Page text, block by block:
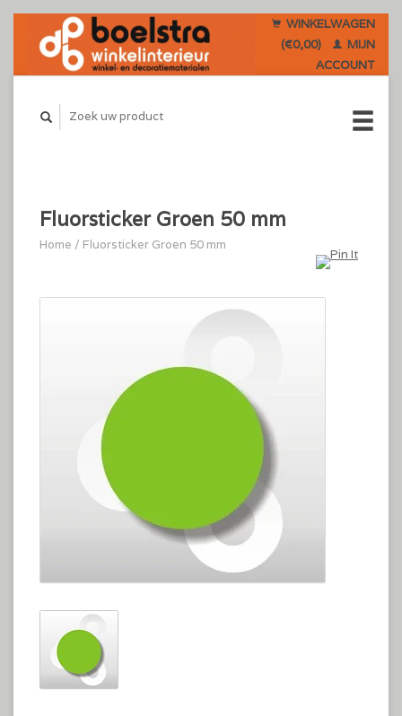
WINKELWAGEN
(€0,00)
MIJN
ACCOUNT
Fluorsticker Groen 50 mm
Home / Fluorsticker Groen 50 mm